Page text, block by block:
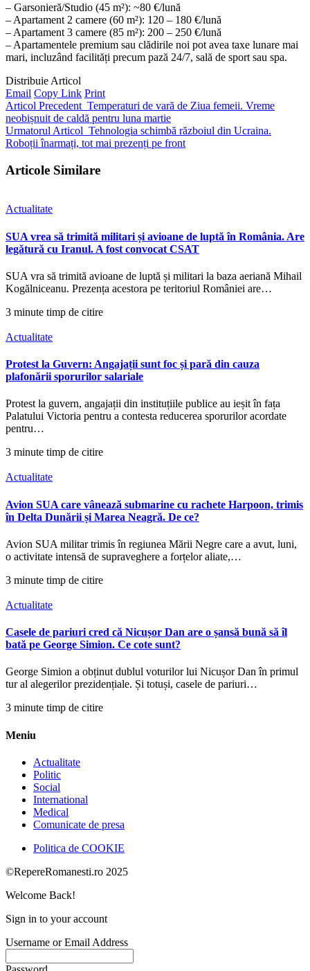
– Garsonieră/Studio (45 m²): ~80 €/lună
– Apartament 2 camere (60 m²): 120 – 180 €/lună
– Apartament 3 camere (85 m²): 200 – 250 €/lună
– Apartamentele premium sau clădirile noi pot avea taxe lunare mai
mari, incluzând facilități precum pază 24/7, sală de sport sau spa.
Distribuie Articol
Email Copy Link Print
Articol Precedent Temperaturi de vară de Ziua femeii. Vreme
neobișnuit de caldă pentru luna martie
Urmatorul Articol Tehnologia schimbă războiul din Ucraina.
Roboții înarmați, tot mai prezenți pe front
Articole Similare
Actualitate
SUA vrea să trimită militari și avioane de luptă în România. Are
legătură cu Iranul. A fost convocat CSAT
SUA vra să trimită avioane de luptă și militari la baza aeriană Mihail
Kogălniceanu. Prezența acestora pe teritoriul României are…
3 minute timp de citire
Actualitate
Protest la Guvern: Angajații sunt foc și pară din cauza
plafonării sporurilor salariale
Protest la guvern, angajații din instituțiile publice au ieșit în fața
Palatului Victoria pentru a contesta reducerea sporurilor acordate
pentru…
3 minute timp de citire
Actualitate
Avion SUA care vânează submarine cu rachete Harpoon, trimis
în Delta Dunării și Marea Neagră. De ce?
Avion SUA militar trimis în regiunea Mării Negre care a avut, luni,
o activitate intensă de supraveghere a forțelor aliate,…
3 minute timp de citire
Actualitate
Casele de pariuri cred că Nicușor Dan are o șansă bună să îl
bată pe George Simion. Ce cote sunt?
George Simion a obținut dublul voturilor lui Nicușor Dan în primul
tur al alegerilor prezidențiale. Și totuși, casele de pariuri…
3 minute timp de citire
Meniu
Actualitate
Politic
Social
International
Medical
Comunicate de presa
Politica de COOKIE
©RepereRomanesti.ro 2025
Welcome Back!
Sign in to your account
Username or Email Address